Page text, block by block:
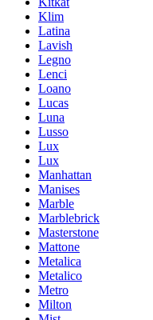
Klim
Latina
Lavish
Legno
Lenci
Loano
Lucas
Luna
Lusso
Lux
Lux
Manhattan
Manises
Marble
Marblebrick
Masterstone
Mattone
Metalica
Metalico
Metro
Milton